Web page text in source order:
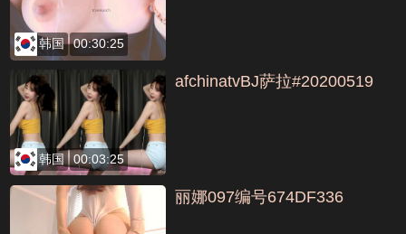
韩国 00:30:25
韩国 00:03:25
afchinatvBJ萨拉#20200519
丽娜097编号674DF336